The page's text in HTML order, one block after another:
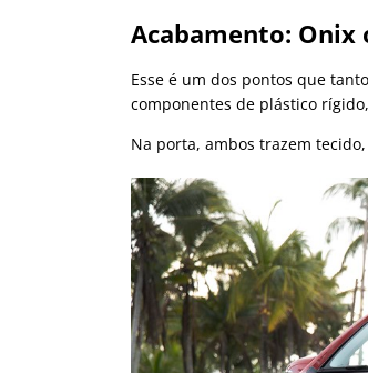
Acabamento: Onix
Esse é um dos pontos que
componentes de plástico
Na porta, ambos trazem